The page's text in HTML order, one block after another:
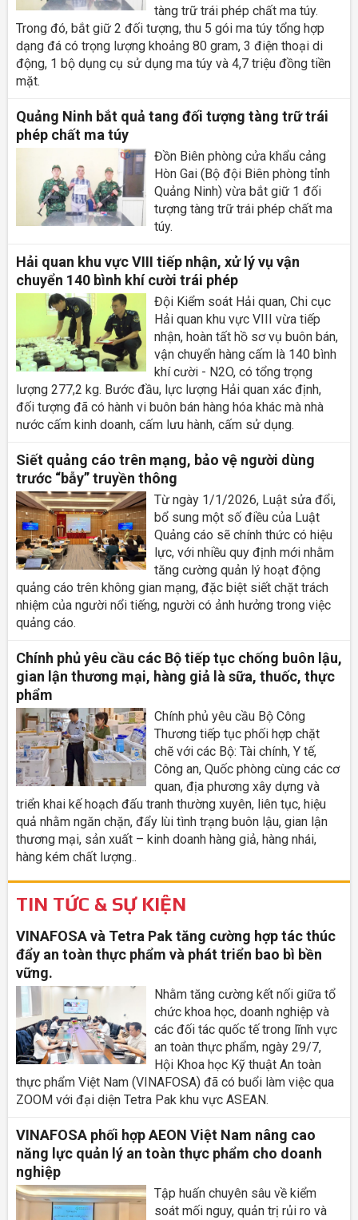
tàng trữ trái phép chất ma túy.
Trong đó, bắt giữ 2 đối tượng, thu 5 gói ma túy tổng hợp
dạng đá có trọng lượng khoảng 80 gram, 3 điện thoại di
động, 1 bộ dụng cụ sử dụng ma túy và 4,7 triệu đồng tiền
mặt.
Quảng Ninh bắt quả tang đối tượng tàng trữ trái
phép chất ma túy
Đồn Biên phòng cửa khẩu cảng
Hòn Gai (Bộ đội Biên phòng tỉnh
Quảng Ninh) vừa bắt giữ 1 đối
tượng tàng trữ trái phép chất ma
túy.
Hải quan khu vực VIII tiếp nhận, xử lý vụ vận
chuyển 140 bình khí cười trái phép
Đội Kiểm soát Hải quan, Chi cục
Hải quan khu vực VIII vừa tiếp
nhận, hoàn tất hồ sơ vụ buôn bán,
vận chuyển hàng cấm là 140 bình
khí cười - N2O, có tổng trọng
lượng 277,2 kg. Bước đầu, lực lượng Hải quan xác định,
đối tượng đã có hành vi buôn bán hàng hóa khác mà nhà
nước cấm kinh doanh, cấm lưu hành, cấm sử dụng.
Siết quảng cáo trên mạng, bảo vệ người dùng
trước “bẫy” truyền thông
Từ ngày 1/1/2026, Luật sửa đổi,
bổ sung một số điều của Luật
Quảng cáo sẽ chính thức có hiệu
lực, với nhiều quy định mới nhằm
tăng cường quản lý hoạt động
quảng cáo trên không gian mạng, đặc biệt siết chặt trách
nhiệm của người nổi tiếng, người có ảnh hưởng trong việc
quảng cáo.
Chính phủ yêu cầu các Bộ tiếp tục chống buôn lậu,
gian lận thương mại, hàng giả là sữa, thuốc, thực
phẩm
Chính phủ yêu cầu Bộ Công
Thương tiếp tục phối hợp chặt
chẽ với các Bộ: Tài chính, Y tế,
Công an, Quốc phòng cùng các cơ
quan, địa phương xây dựng và
triển khai kế hoạch đấu tranh thường xuyên, liên tục, hiệu
quả nhằm ngăn chặn, đẩy lùi tình trạng buôn lậu, gian lận
thương mại, sản xuất – kinh doanh hàng giả, hàng nhái,
hàng kém chất lượng..
TIN TỨC & SỰ KIỆN
VINAFOSA và Tetra Pak tăng cường hợp tác thúc
đẩy an toàn thực phẩm và phát triển bao bì bền
vững.
Nhằm tăng cường kết nối giữa tổ
chức khoa học, doanh nghiệp và
các đối tác quốc tế trong lĩnh vực
an toàn thực phẩm, ngày 29/7,
Hội Khoa học Kỹ thuật An toàn
thực phẩm Việt Nam (VINAFOSA) đã có buổi làm việc qua
ZOOM với đại diện Tetra Pak khu vực ASEAN.
VINAFOSA phối hợp AEON Việt Nam nâng cao
năng lực quản lý an toàn thực phẩm cho doanh
nghiệp
Tập huấn chuyên sâu về kiểm
soát mối nguy, quản trị rủi ro và